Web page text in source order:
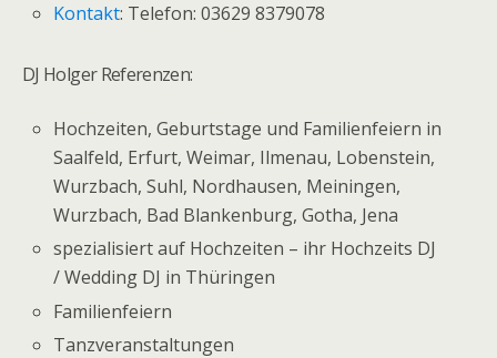
Kontakt: Telefon: 03629 8379078
DJ Holger Referenzen:
Hochzeiten, Geburtstage und Familienfeiern in
Saalfeld, Erfurt, Weimar, Ilmenau, Lobenstein,
Wurzbach, Suhl, Nordhausen, Meiningen,
Wurzbach, Bad Blankenburg, Gotha, Jena
spezialisiert auf Hochzeiten – ihr Hochzeits DJ
/ Wedding DJ in Thüringen
Familienfeiern
Tanzveranstaltungen